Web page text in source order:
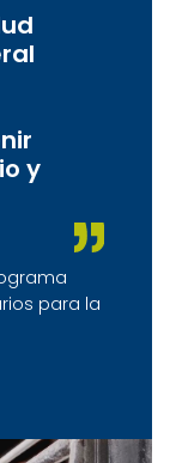
y
para la